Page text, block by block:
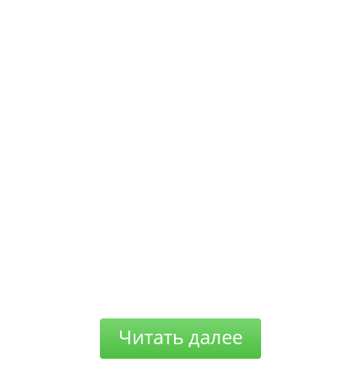
Читать далее